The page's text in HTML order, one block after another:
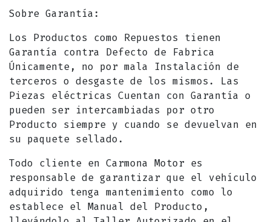
Sobre Garantía:
Los Productos como Repuestos tienen
Garantía contra Defecto de Fabrica
Únicamente, no por mala Instalación de
terceros o desgaste de los mismos. Las
Piezas eléctricas Cuentan con Garantía o
pueden ser intercambiadas por otro
Producto siempre y cuando se devuelvan en
su paquete sellado.
Todo cliente en Carmona Motor es
responsable de garantizar que el vehículo
adquirido tenga mantenimiento como lo
establece el Manual del Producto,